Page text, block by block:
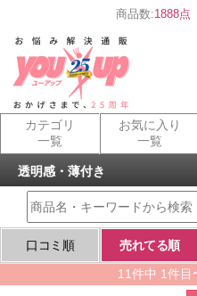
商品数:1888点
カテゴリ
一覧
お気に入り
一覧
透明感・薄付き
口コミ順 売れてる順
11件中 1件目